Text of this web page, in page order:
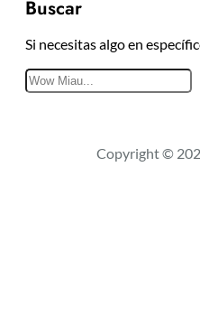
Buscar
Si necesitas algo en
Copyright ©